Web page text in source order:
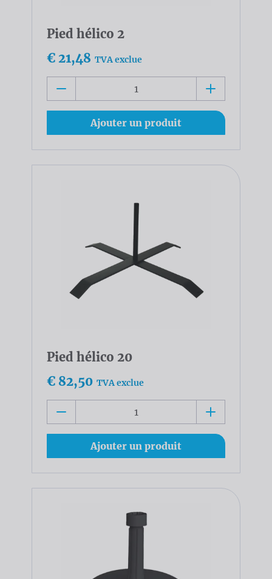
Pied hélico 2
€ 21,48 TVA exclue
Ajouter un produit
Pied hélico 20
€ 82,50 TVA exclue
Ajouter un produit